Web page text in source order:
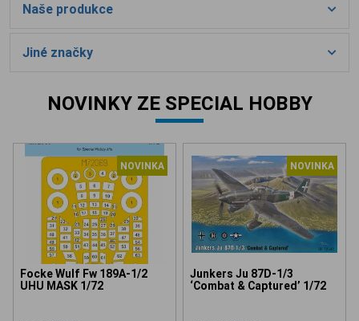
Naše produkce
Jiné značky
NOVINKY ZE SPECIAL HOBBY
NOVINKA
Focke Wulf Fw 189A-1/2
UHU MASK 1/72
NOVINKA
Junkers Ju 87D-1/3
‘Combat & Captured’ 1/72